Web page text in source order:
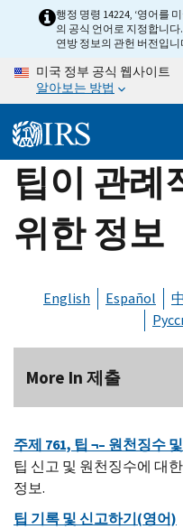
content
행정 명령 14224, ‘영어를
의 공식 언어로 지정합니
연방 정보의 관헌 버전입니
미국 정부 공식 웹사이트
알아보는 방법
팁이 관례
위한 정보
English Español
More In 제출
주제 761, 팁 ¬– 원천징수
팁 신고 및 원천징수에 대
정보.
팁 기록 및 신고하기(영어)